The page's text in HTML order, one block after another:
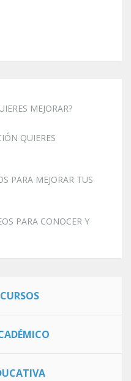
MEJORAR?
QUIERES
PARA MEJORAR TUS
PARA CONOCER Y